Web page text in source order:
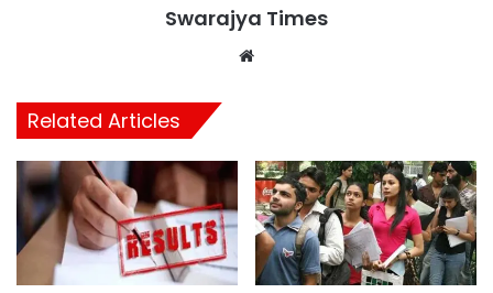
Swarajya Times
Related Articles